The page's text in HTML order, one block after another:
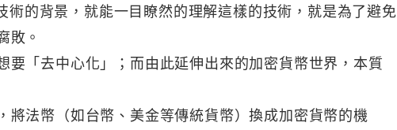
的背景，就能一目瞭然的理解這樣的技術，就是為了避免
敗。
要「去中心化」；而由此延伸出來的加密貨幣世界，本質
將法幣（如台幣、美金等傳統貨幣）換成加密貨幣的機